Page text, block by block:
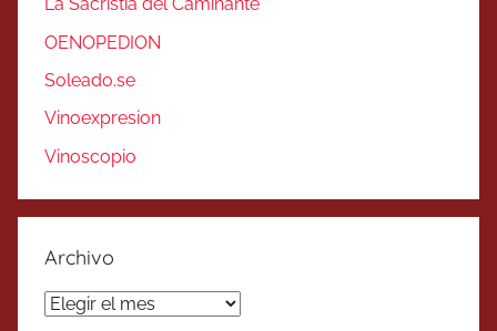
OENOPEDION
Soleado.se
Vinoexpresion
Vinoscopio
Archivo
Archivo